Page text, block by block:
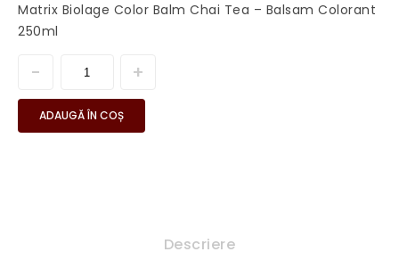
Matrix Biolage Color Balm Chai Tea – Balsam Colorant
250ml
ADAUGĂ ÎN COȘ
Descriere